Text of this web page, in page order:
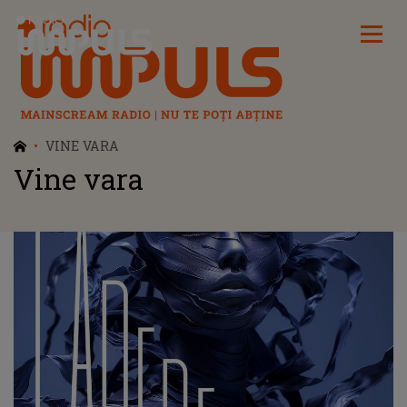
Radio Impuls
VINE VARA
Vine vara